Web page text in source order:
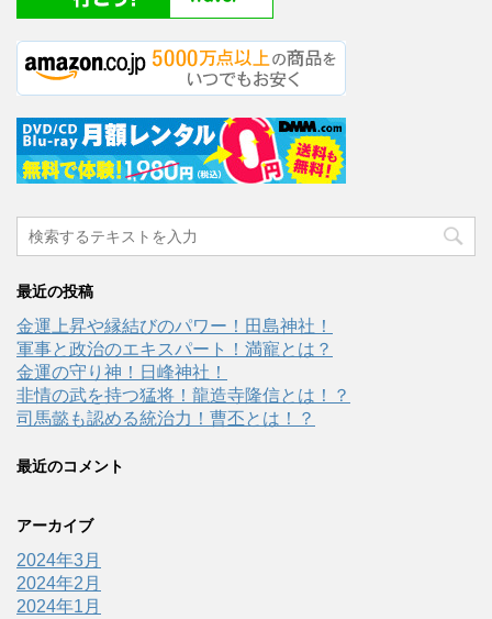
最近の投稿
金運上昇や縁結びのパワー！田島神社！
軍事と政治のエキスパート！満寵とは？
金運の守り神！日峰神社！
非情の武を持つ猛将！龍造寺隆信とは！？
司馬懿も認める統治力！曹丕とは！？
最近のコメント
アーカイブ
2024年3月
2024年2月
2024年1月